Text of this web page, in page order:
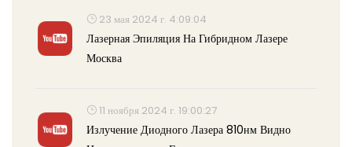
23 мая 2024 г. 4:09:04
Лазерная Эпиляция На Гибридном Лазере
Москва
11 ноября 2024 г. 19:00:27
Излучение Диодного Лазера 810нм Видно